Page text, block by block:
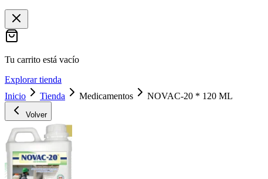
Tu carrito está vacío
Explorar tienda
Inicio
Tienda Medicamentos NOVAC-20 * 120 ML
Volver